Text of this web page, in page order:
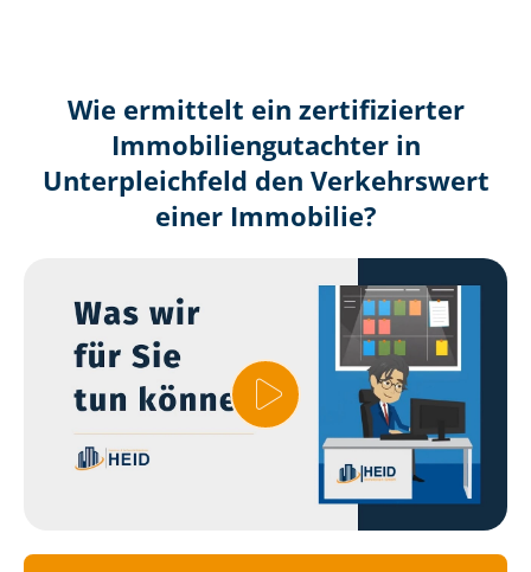
Wie ermittelt ein zertifizierter
Immobilien­gutachter in
Unterpleichfeld den Verkehrswert
einer Immobilie?